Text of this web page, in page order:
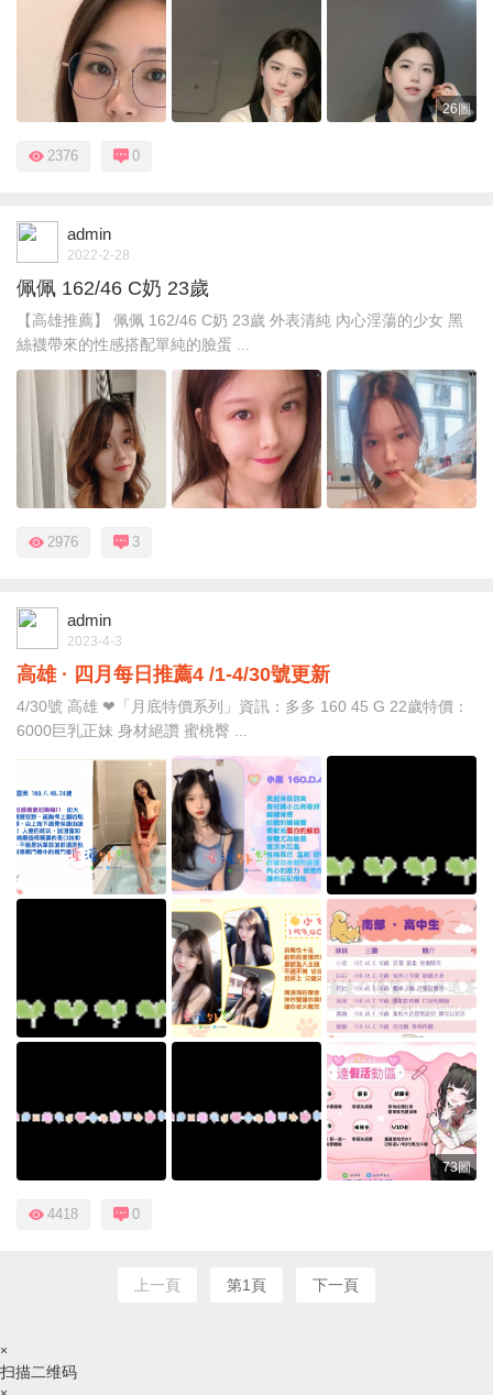
26圖
2376 0
admin
2022-2-28
佩佩 162/46 C奶 23歲
【高雄推薦】 佩佩 162/46 C奶 23歲 外表清純 內心淫蕩的少女 黑
絲襪帶來的性感搭配單純的臉蛋 ...
2976 3
admin
2023-4-3
高雄 · 四月每日推薦4 /1-4/30號更新
4/30號 高雄 ❤「月底特價系列」資訊：多多 160 45 G 22歲特價：
6000巨乳正妹 身材絕讚 蜜桃臀 ...
73圖
4418 0
上一頁 第1頁 下一頁
×
扫描二维码